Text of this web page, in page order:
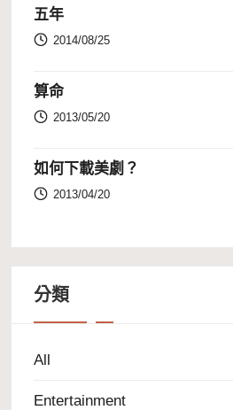
五年
2014/08/25
算命
2013/05/20
如何下載美劇？
2013/04/20
分類
All
Entertainment